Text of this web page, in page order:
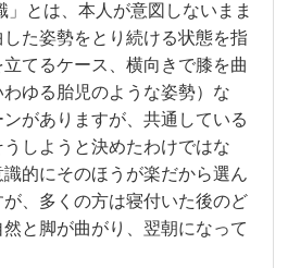
」とは、本人が意図しないまま
た姿勢をとり続ける状態を指
てるケース、横向きで膝を曲
ゆる胎児のような姿勢）な
がありますが、共通している
しようと決めたわけではな
的にそのほうが楽だから選ん
、多くの方は寝付いた後のど
と脚が曲がり、翌朝になって